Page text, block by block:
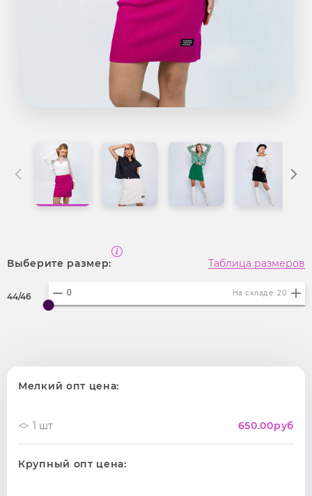
Выберите размер: Таблица размеров
44/46 На складе: 20
Мелкий опт цена:
1 шт 650.00руб
Крупный опт цена: